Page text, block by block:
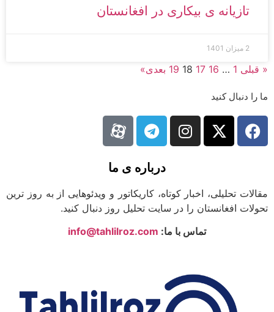
تازیانه ی بیکاری در افغانستان
2 میزان 1401
« قبلی 1
…
16
17
18
19 بعدی»
ما را دنبال کنید
درباره ی ما
مقالات تحلیلی، اخبار کوتاه، کاریکاتور و ویدئوهایی از به روز ترین
تحولات افغانستان را در سایت تحلیل روز دنبال کنید.
تماس با ما: info@tahlilroz.com